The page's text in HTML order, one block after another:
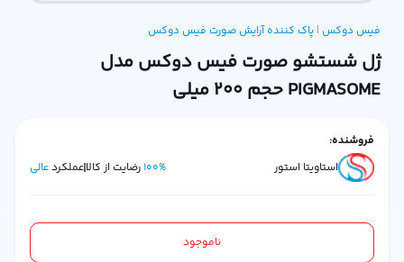
فیس دوکس | پاک کننده آرایش صورت فیس دوکس
ژل شستشو صورت فیس دوکس مدل
PIGMASOME حجم ۲۰۰ میلی
فروشنده:
استاویتا استور
100% رضایت از کالاعملکردعالی
ناموجود